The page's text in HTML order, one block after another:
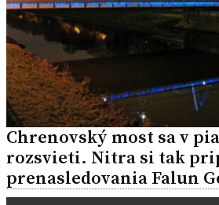
Chrenovský most sa v
rozsvieti. Nitra si tak
prenasledovania Falun